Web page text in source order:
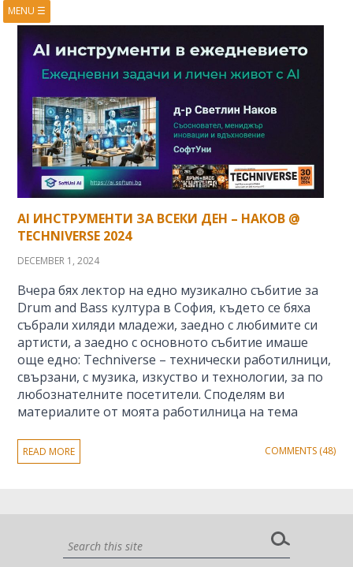
MENU ☰
BOOKS
COURSES
VIDEOS
PRESENTATIONS
RESEARCH
CONTACTS
RSS FEED
AI ИНСТРУМЕНТИ ЗА ВСЕКИ ДЕН – НАКОВ @
TECHNIVERSE 2024
DECEMBER 1, 2024
Вчера бях лектор на едно музикално събитие за
Drum and Bass култура в София, където се бяха
събрали хиляди младежи, заедно с любимите си
артисти, а заедно с основното събитие имаше
още едно: Techniverse – технически работилници,
свързани, с музика, изкуство и технологии, за по
любознателните посетители. Споделям ви
материалите от моята работилница на тема
READ MORE COMMENTS (48)